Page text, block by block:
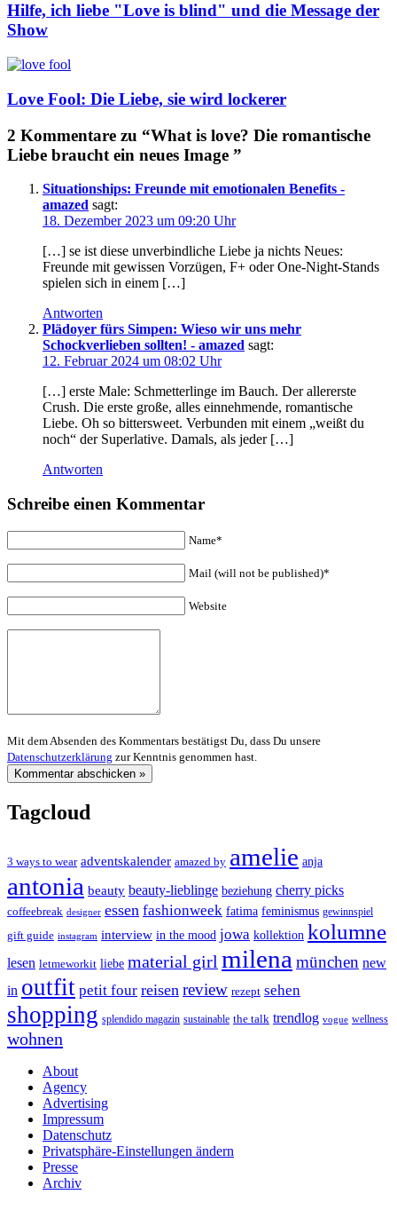
Hilfe, ich liebe "Love is blind" und die Message der
Show
Love Fool: Die Liebe, sie wird lockerer
2 Kommentare zu “What is love? Die romantische
Liebe braucht ein neues Image ”
Situationships: Freunde mit emotionalen Benefits -
amazed sagt:
18. Dezember 2023 um 09:20 Uhr
[…] se ist diese unverbindliche Liebe ja nichts Neues:
Freunde mit gewissen Vorzügen, F+ oder One-Night-Stands
spielen sich in einem […]
Antworten
Plädoyer fürs Simpen: Wieso wir uns mehr
Schockverlieben sollten! - amazed sagt:
12. Februar 2024 um 08:02 Uhr
[…] erste Male: Schmetterlinge im Bauch. Der allererste
Crush. Die erste große, alles einnehmende, romantische
Liebe. Oh so bittersweet. Verbunden mit einem „weißt du
noch“ der Superlative. Damals, als jeder […]
Antworten
Schreibe einen Kommentar
Name*
Mail (will not be published)*
Website
Mit dem Absenden des Kommentars bestätigst Du, dass Du unsere
Datenschutzerklärung zur Kenntnis genommen hast.
Tagcloud
3 ways to wear adventskalender amazed by amelie anja
antonia beauty beauty-lieblinge beziehung cherry picks
coffeebreak designer essen fashionweek fatima feminismus gewinnspiel
gift guide instagram interview in the mood jowa kollektion kolumne
lesen letmeworkit liebe material girl milena münchen new
in outfit petit four reisen review rezept sehen
shopping splendido magazin sustainable the talk trendlog vogue wellness
wohnen
About
Agency
Advertising
Impressum
Datenschutz
Privatsphäre-Einstellungen ändern
Presse
Archiv